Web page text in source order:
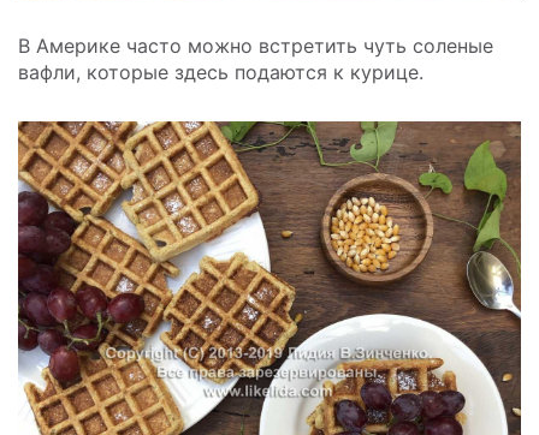
В Америке часто можно встретить чуть соленые
вафли, которые здесь подаются к курице.